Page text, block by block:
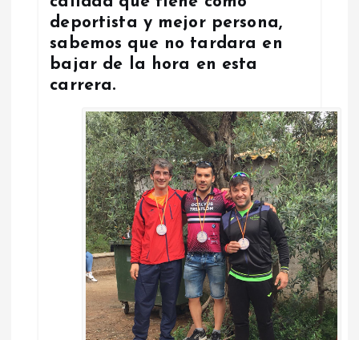
deportista y mejor persona,
sabemos que no tardara en
bajar de la hora en esta
carrera.